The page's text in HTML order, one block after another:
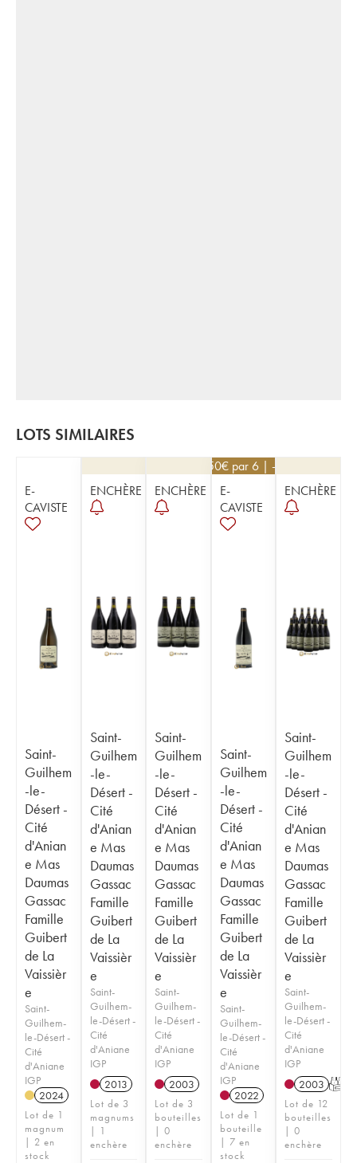
LOTS SIMILAIRES
E-
CAVISTE
Saint-
Guilhem
-le-
Désert -
Cité
d'Anian
e Mas
Daumas
Gassac
Famille
Guibert
de La
Vaissièr
e
Saint-
Guilhem-
le-Désert -
Cité
d'Aniane
IGP
2024
Lot de 1
magnum
| 2 en
stock
ENCHÈRE
Saint-
Guilhem
-le-
Désert -
Cité
d'Anian
e Mas
Daumas
Gassac
Famille
Guibert
de La
Vaissièr
e
Saint-
Guilhem-
le-Désert -
Cité
d'Aniane
IGP
2013
Lot de 3
magnums
| 1
enchère
ENCHÈRE
Saint-
Guilhem
-le-
Désert -
Cité
d'Anian
e Mas
Daumas
Gassac
Famille
Guibert
de La
Vaissièr
e
Saint-
Guilhem-
le-Désert -
Cité
d'Aniane
IGP
2003
Lot de 3
bouteilles
| 0
enchère
40,50€ par 6 | -10%
E-
CAVISTE
Saint-
Guilhem
-le-
Désert -
Cité
d'Anian
e Mas
Daumas
Gassac
Famille
Guibert
de La
Vaissièr
e
Saint-
Guilhem-
le-Désert -
Cité
d'Aniane
IGP
2022
Lot de 1
bouteille
| 7 en
stock
ENCHÈRE
Saint-
Guilhem
-le-
Désert -
Cité
d'Anian
e Mas
Daumas
Gassac
Famille
Guibert
de La
Vaissièr
e
Saint-
Guilhem-
le-Désert -
Cité
d'Aniane
IGP
2003 T
Lot de 12
bouteilles
| 0
enchère